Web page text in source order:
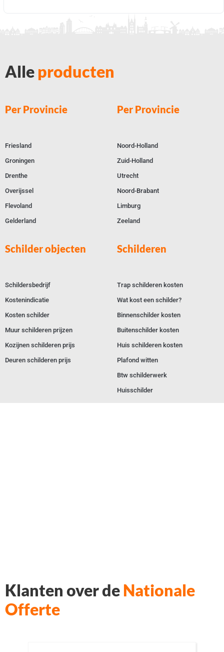
Alle producten
Per Provincie
Friesland
Groningen
Drenthe
Overijssel
Flevoland
Gelderland
Per Provincie
Noord-Holland
Zuid-Holland
Utrecht
Noord-Brabant
Limburg
Zeeland
Schilder objecten
Schildersbedrijf
Kostenindicatie
Kosten schilder
Muur schilderen prijzen
Kozijnen schilderen prijs
Deuren schilderen prijs
Schilderen
Trap schilderen kosten
Wat kost een schilder?
Binnenschilder kosten
Buitenschilder kosten
Huis schilderen kosten
Plafond witten
Btw schilderwerk
Huisschilder
Klanten over de Nationale
Offerte